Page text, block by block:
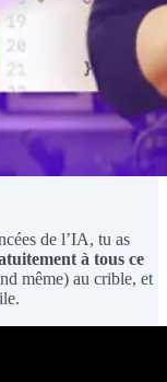
de l’IA, tu as
à tous ce
même) au crible, et